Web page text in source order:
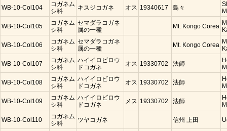
WB-10-Col104
コガネム
シ科
キスジコガネ オス 19340617 島々
WB-10-Col105
コガネム
シ科
セマダラコガネ
属の一種
Mt. Kongo Corea
WB-10-Col106
コガネム
シ科
セマダラコガネ
属の一種
Mt. Kongo Corea
WB-10-Col107
コガネム
シ科
ハイイロビロウ
ドコガネ
オス 19330702 法師
WB-10-Col108
コガネム
シ科
ハイイロビロウ
ドコガネ
オス 19330702 法師
WB-10-Col109
コガネム
シ科
ハイイロビロウ
ドコガネ
メス 19330702 法師
WB-10-Col110
コガネム
シ科
ツヤコガネ 信州 上田